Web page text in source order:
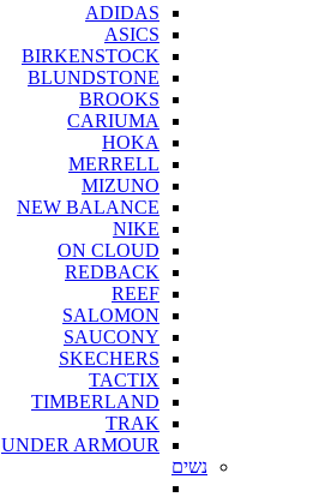
ADIDAS
ASICS
BIRKENSTOCK
BLUNDSTONE
BROOKS
CARIUMA
HOKA
MERRELL
MIZUNO
NEW BALANCE
NIKE
ON CLOUD
REDBACK
REEF
SALOMON
SAUCONY
SKECHERS
TACTIX
TIMBERLAND
TRAK
UNDER ARMOUR
נשים